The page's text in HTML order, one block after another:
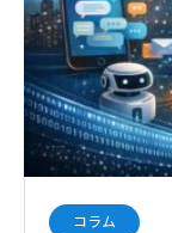
コラム